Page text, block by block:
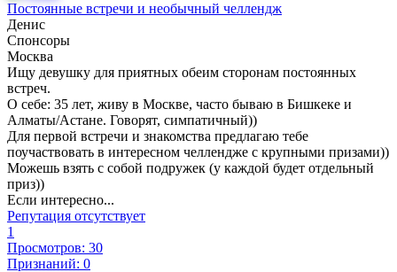
Постоянные встречи и необычный челлендж
Денис
Спонсоры
Москва
Ищу девушку для приятных обеим сторонам постоянных
встреч.
О себе: 35 лет, живу в Москве, часто бываю в Бишкеке и
Алматы/Астане. Говорят, симпатичный))
Для первой встречи и знакомства предлагаю тебе
поучаствовать в интересном челлендже с крупными призами))
Можешь взять с собой подружек (у каждой будет отдельный
приз))
Если интересно...
Репутация отсутствует
1
Просмотров: 30
Признаний: 0